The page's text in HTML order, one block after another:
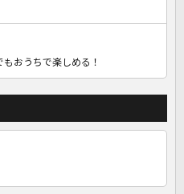
おうちで楽しめる！